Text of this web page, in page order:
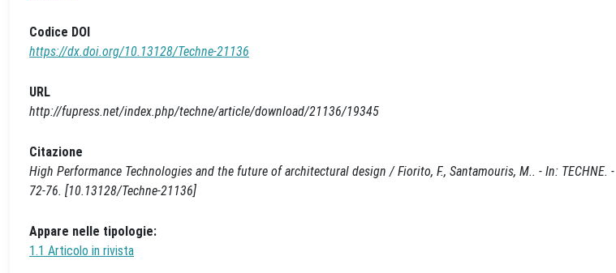
Codice DOI
https://dx.doi.org/10.13128/Techne-21136
URL
http://fupress.net/index.php/techne/article/download/21136/19345
Citazione
High Performance Technologies and the future of architectural design / Fiorito, F., Santamouris, M.. - In: TECHNE.
72-76. [10.13128/Techne-21136]
Appare nelle tipologie:
1.1 Articolo in rivista